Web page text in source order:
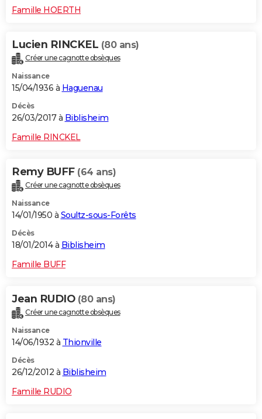
Famille HOERTH
Lucien RINCKEL (80 ans)
Créer une cagnotte obsèques
Naissance
15/04/1936 à Haguenau
Décès
26/03/2017 à Biblisheim
Famille RINCKEL
Remy BUFF (64 ans)
Créer une cagnotte obsèques
Naissance
14/01/1950 à Soultz-sous-Forêts
Décès
18/01/2014 à Biblisheim
Famille BUFF
Jean RUDIO (80 ans)
Créer une cagnotte obsèques
Naissance
14/06/1932 à Thionville
Décès
26/12/2012 à Biblisheim
Famille RUDIO